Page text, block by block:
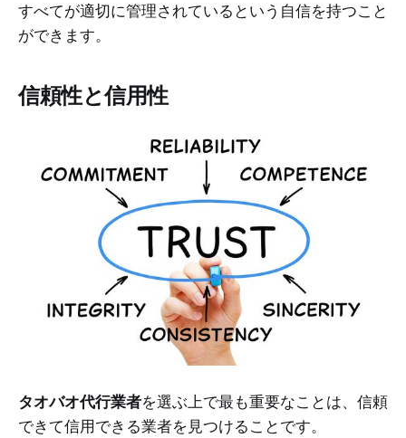
すべてが適切に管理されているという自信を持つこと
ができます。
信頼性と信用性
タオバオ代行業者を選ぶ上で最も重要なことは、信頼
できて信用できる業者を見つけることです。